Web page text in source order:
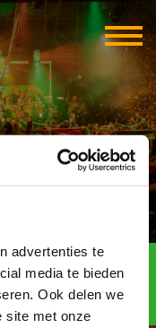
advertenties te
media te bieden
Ook delen we
site met onze
Elf-elf
over
97